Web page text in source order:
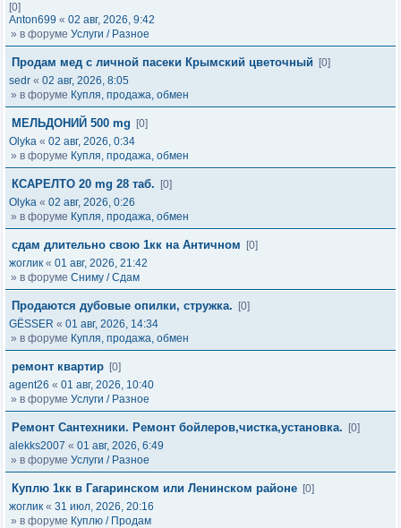
[0]
Anton699 « 02 авг, 2026, 9:42
» в форуме Услуги / Разное
Продам мед с личной пасеки Крымский цветочный
[0]
sedr « 02 авг, 2026, 8:05
» в форуме Купля, продажа, обмен
МЕЛЬДОНИЙ 500 mg
[0]
Olyka « 02 авг, 2026, 0:34
» в форуме Купля, продажа, обмен
КСАРЕЛТО 20 mg 28 таб.
[0]
Olyka « 02 авг, 2026, 0:26
» в форуме Купля, продажа, обмен
сдам длительно свою 1кк на Античном
[0]
жоглик « 01 авг, 2026, 21:42
» в форуме Сниму / Сдам
Продаются дубовые опилки, стружка.
[0]
GЁSSER « 01 авг, 2026, 14:34
» в форуме Купля, продажа, обмен
ремонт квартир [0]
agent26 « 01 авг, 2026, 10:40
» в форуме Услуги / Разное
Ремонт Сантехники. Ремонт бойлеров,чистка,установка.
[0]
alekks2007 « 01 авг, 2026, 6:49
» в форуме Услуги / Разное
Куплю 1кк в Гагаринском или Ленинском районе [0]
жоглик « 31 июл, 2026, 20:16
» в форуме Куплю / Продам